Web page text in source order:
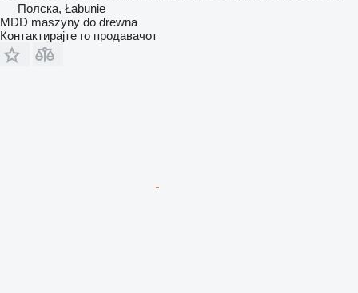
Полска, Łabunie
MDD maszyny do drewna
Контактирајте го продавачот